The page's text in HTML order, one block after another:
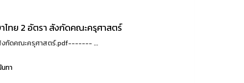
ไทย 2 อัตรา สังกัดคณะครุศาสตร์
สังกัดคณะครุศาสตร์.pdf------- ...
ทา